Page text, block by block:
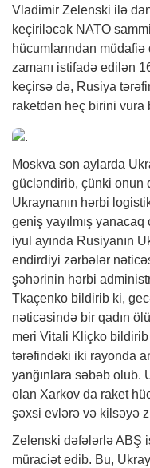
Vladimir Zelenski ilə
keçiriləcək NATO
hücumlarından
zamanı istifadə edilən
keçirsə də, Rusiya
raketdən heç birini vura
Moskva son aylarda
gücləndirib, çünki onun
Ukraynanın hərbi
geniş yayılmış yanacaq
iyul ayında Rusiyanın
endirdiyi zərbələr
şəhərinin hərbi
Tkaçenko bildirib ki,
nəticəsində bir qadın
meri Vitali Kliçko bildirib
tərəfindəki iki rayonda
yanğınlara səbəb olub.
olan Xarkov da raket
şəxsi evlərə və kilsəyə
Zelenski dəfələrlə ABŞ
müraciət edib. Bu,